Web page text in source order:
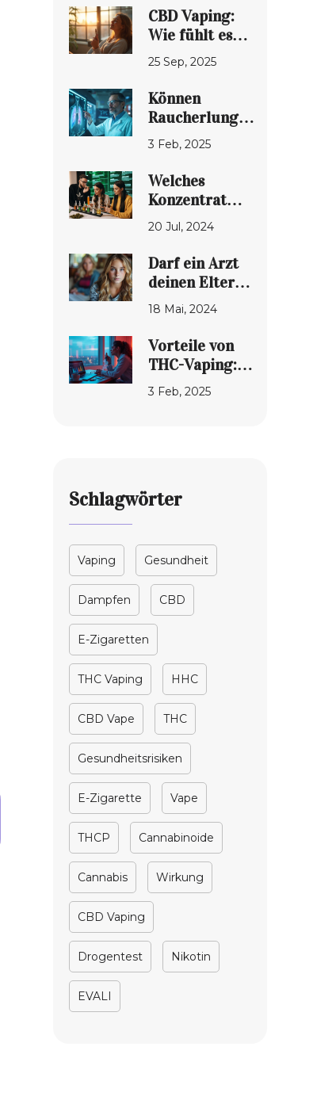
CBD Vaping:
Wie fühlt es
sich an und
was bewirkt
es?
25 Sep, 2025
Können
Raucherlungen
durch THC-
Vaping normal
werden?
3 Feb, 2025
Welches
Konzentrat
bringt den
besten High?
Ein
detaillierter
20 Jul, 2024
Darf ein Arzt
deinen Eltern
sagen, dass du
vape?
18 Mai, 2024
Vorteile von
THC-Vaping:
Eine
Entdeckungsreise
3 Feb, 2025
Schlagwörter
Vaping Gesundheit
Dampfen CBD
E-Zigaretten
THC Vaping HHC
CBD Vape THC
Gesundheitsrisiken
E-Zigarette Vape
THCP Cannabinoide
Cannabis Wirkung
CBD Vaping
Drogentest Nikotin
EVALI